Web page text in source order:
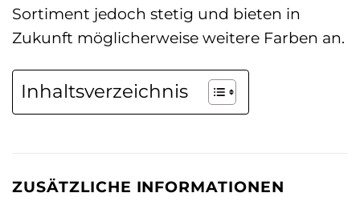
Sortiment jedoch stetig und bieten in
Zukunft möglicherweise weitere Farben an.
Inhaltsverzeichnis
ZUSÄTZLICHE INFORMATIONEN